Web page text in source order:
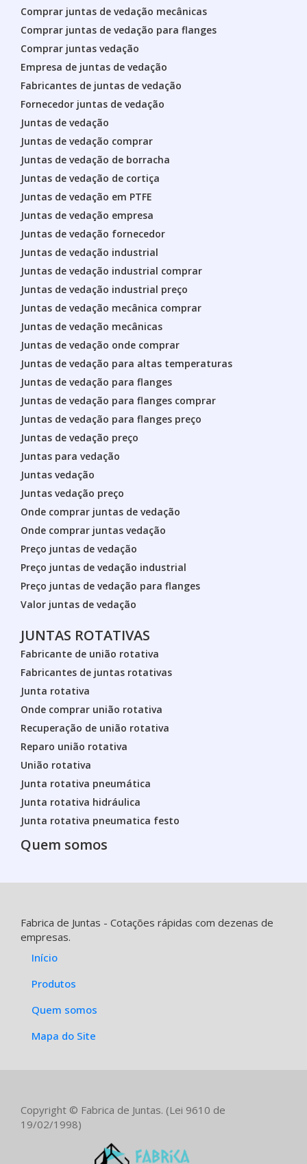
Comprar juntas de vedação mecânicas
Comprar juntas de vedação para flanges
Comprar juntas vedação
Empresa de juntas de vedação
Fabricantes de juntas de vedação
Fornecedor juntas de vedação
Juntas de vedação
Juntas de vedação comprar
Juntas de vedação de borracha
Juntas de vedação de cortiça
Juntas de vedação em PTFE
Juntas de vedação empresa
Juntas de vedação fornecedor
Juntas de vedação industrial
Juntas de vedação industrial comprar
Juntas de vedação industrial preço
Juntas de vedação mecânica comprar
Juntas de vedação mecânicas
Juntas de vedação onde comprar
Juntas de vedação para altas temperaturas
Juntas de vedação para flanges
Juntas de vedação para flanges comprar
Juntas de vedação para flanges preço
Juntas de vedação preço
Juntas para vedação
Juntas vedação
Juntas vedação preço
Onde comprar juntas de vedação
Onde comprar juntas vedação
Preço juntas de vedação
Preço juntas de vedação industrial
Preço juntas de vedação para flanges
Valor juntas de vedação
JUNTAS ROTATIVAS
Fabricante de união rotativa
Fabricantes de juntas rotativas
Junta rotativa
Onde comprar união rotativa
Recuperação de união rotativa
Reparo união rotativa
União rotativa
Junta rotativa pneumática
Junta rotativa hidráulica
Junta rotativa pneumatica festo
Quem somos
Fabrica de Juntas - Cotações rápidas com dezenas de
empresas.
Início
Produtos
Quem somos
Mapa do Site
Copyright © Fabrica de Juntas. (Lei 9610 de
19/02/1998)